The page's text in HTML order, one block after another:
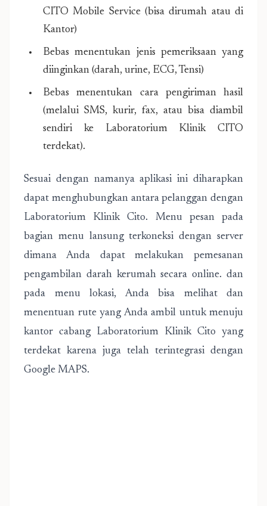
CITO Mobile Service (bisa dirumah atau di
Kantor)
Bebas menentukan jenis pemeriksaan yang
diinginkan (darah, urine, ECG, Tensi)
Bebas menentukan cara pengiriman hasil
(melalui SMS, kurir, fax, atau bisa diambil
sendiri ke Laboratorium Klinik CITO
terdekat).
Sesuai dengan namanya aplikasi ini diharapkan
dapat menghubungkan antara pelanggan dengan
Laboratorium Klinik Cito. Menu pesan pada
bagian menu lansung terkoneksi dengan server
dimana Anda dapat melakukan pemesanan
pengambilan darah kerumah secara online. dan
pada menu lokasi, Anda bisa melihat dan
menentuan rute yang Anda ambil untuk menuju
kantor cabang Laboratorium Klinik Cito yang
terdekat karena juga telah terintegrasi dengan
Google MAPS.